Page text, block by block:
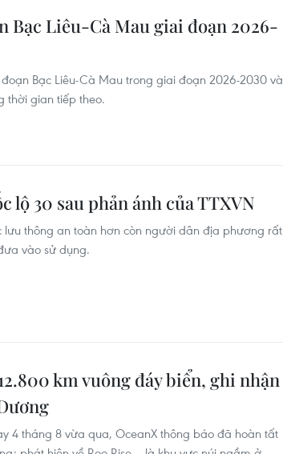
Bạc Liêu-Cà Mau giai đoạn 2026-
Bạc Liêu-Cà Mau trong giai đoạn 2026-2030 và
thời gian tiếp theo.
lộ 30 sau phản ánh của TTXVN
thông an toàn hơn còn người dân địa phương rất
vào sử dụng.
km vuông đáy biển, ghi nhận
4 tháng 8 vừa qua, OceanX thông báo đã hoàn tất